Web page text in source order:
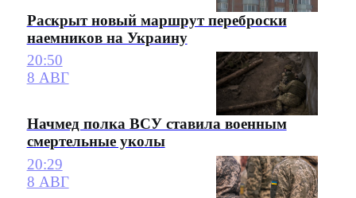
Раскрыт новый маршрут переброски
наемников на Украину
20:50
8 АВГ
Начмед полка ВСУ ставила военным
смертельные уколы
20:29
8 АВГ